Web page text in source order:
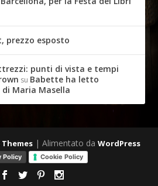
prezzo esposto
punti di vista e tempi
su Babette ha letto
Maria Masella
| Alimentato da WordPress
Policy Cookie Policy